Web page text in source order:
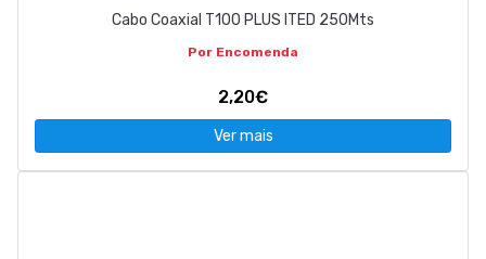
Cabo Coaxial T100 PLUS ITED 250Mts
Por Encomenda
2,20€
Ver mais